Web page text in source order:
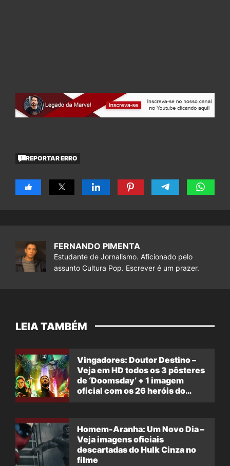
REPORTAR ERRO
FERNANDO PIMENTA
Estudante de Jornalismo. Aficionado pelo
assunto Cultura Pop. Escrever é um prazer.
LEIA TAMBÉM
Vingadores: Doutor Destino –
Veja em HD todos os 3 pôsteres
de ‘Doomsday’ + 1 imagem
oficial com os 26 heróis do
Homem-Aranha: Um Novo Dia –
Veja imagens oficiais
descartadas do Hulk Cinza no
filme